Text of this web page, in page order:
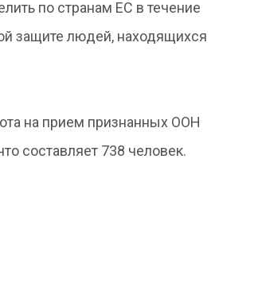
по странам ЕС в течение
защите людей, находящихся
на прием признанных ООН
составляет 738 человек.